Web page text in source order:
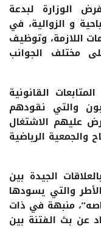
الوزارة لبدعة
و الزوالية، في
اللازمة، وتوظيف
مختلف الجوانب
القانونية
والتي نقودهم
عليهم الاشتغال
الرياضية
الجيدة بين
والتي يسودها
منبهة في ذات
عن بث الفتنة بين